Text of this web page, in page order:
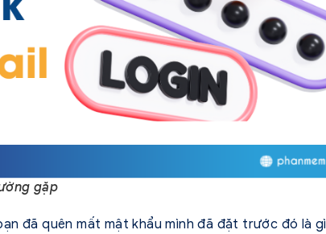
gặp
đã quên mất mật khẩu mình đã đặt trước đó là gì